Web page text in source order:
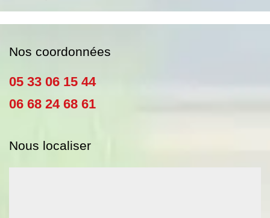
Nos coordonnées
05 33 06 15 44
06 68 24 68 61
Nous localiser